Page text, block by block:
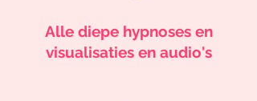
Alle diepe hypnoses en
visualisaties en audio's